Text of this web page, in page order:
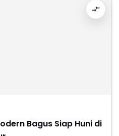
Bagus Siap Huni di